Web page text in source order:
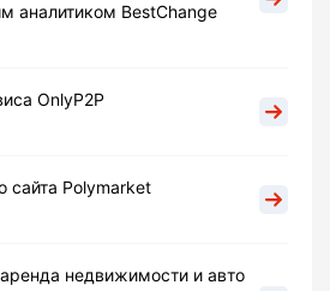
аналитиком BestChange
OnlyP2P
сайта Polymarket
недвижимости и авто